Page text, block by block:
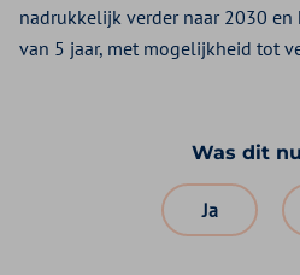
nadrukkelijk verder naar 2030
van 5 jaar, met mogelijkheid tot
Was dit
Ja